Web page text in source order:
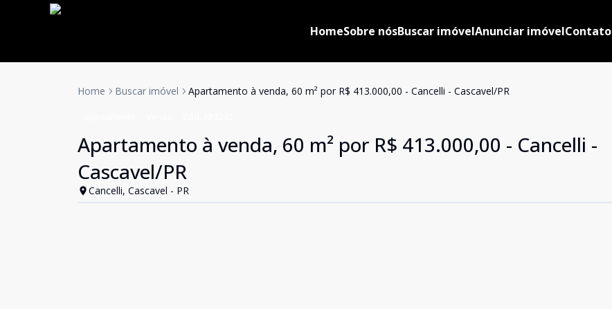
HomeSobre nósBuscar imóvelAnunciar imóvelContato
Home Buscar imóvel Apartamento à venda, 60 m² por R$ 413.000,00 - Cancelli - Cascavel/PR
Apartamento à venda, 60 m² por R$ 413.000,00 - Cancelli -
Cascavel/PR
Cancelli, Cascavel - PR